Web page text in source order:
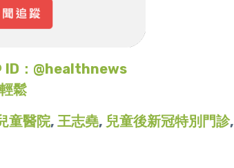
ID：@healthnews
鬆
童醫院, 王志堯, 兒童後新冠特別門診,